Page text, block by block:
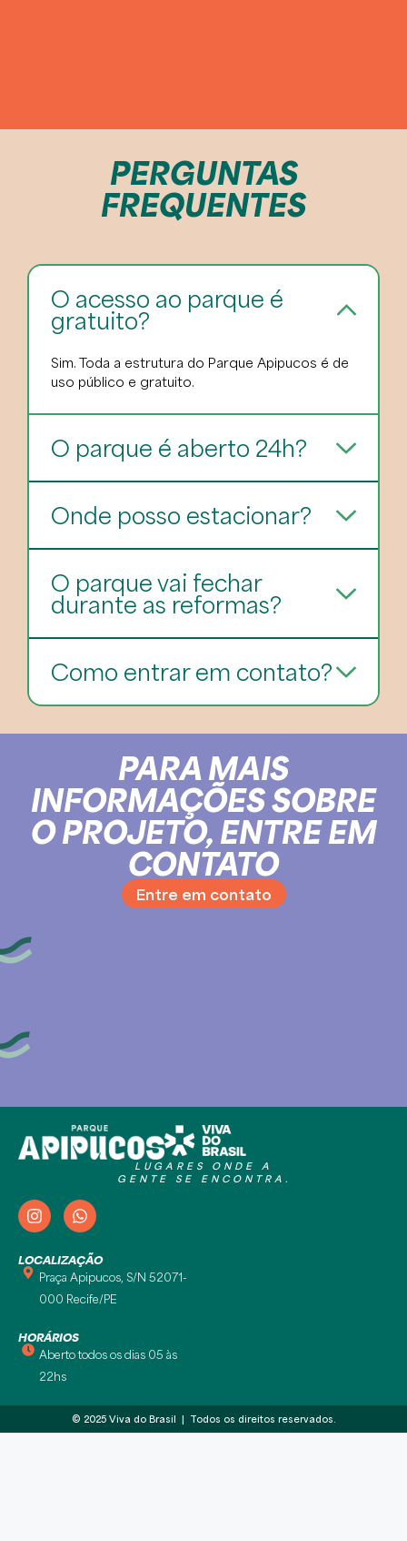
PERGUNTAS
FREQUENTES
O acesso ao parque é
gratuito?
Sim. Toda a estrutura do Parque Apipucos é de
uso público e gratuito.
O parque é aberto 24h?
Onde posso estacionar?
O parque vai fechar
durante as reformas?
Como entrar em contato?
PARA MAIS
INFORMAÇÕES SOBRE
O PROJETO, ENTRE EM
CONTATO
Entre em contato
LUGARES ONDE A
GENTE SE ENCONTRA.
LOCALIZAÇÃO
Praça Apipucos, S/N 52071-
000 Recife/PE
HORÁRIOS
Aberto todos os dias 05 às
22hs
© 2025 Viva do Brasil | Todos os direitos reservados.